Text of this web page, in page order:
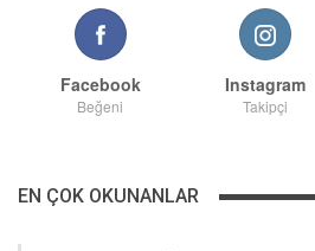
Facebook
Beğeni
Instagram
Takipçi
EN ÇOK OKUNANLAR